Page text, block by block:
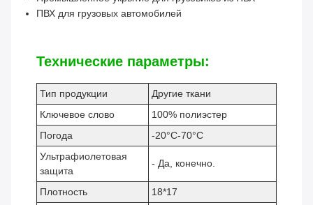
ПВХ для грузовых автомобилей
Технические параметры:
Тип продукции
Другие ткани
Ключевое слово
100% полиэстер
Погода
-20°C-70°C
Ультрафиолетовая
защита
- Да, конечно.
Плотность
18*17